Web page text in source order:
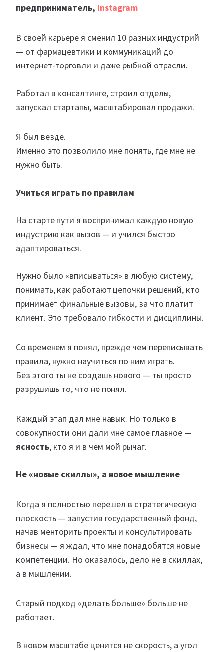
предприниматель, Instagram
В своей карьере я сменил 10 разных индустрий
— от фармацевтики и коммуникаций до
интернет-торговли и даже рыбной отрасли.
Работал в консалтинге, строил отделы,
запускал стартапы, масштабировал продажи.
Я был везде.
Именно это позволило мне понять, где мне не
нужно быть.
Учиться играть по правилам
На старте пути я воспринимал каждую новую
индустрию как вызов — и учился быстро
адаптироваться.
Нужно было «вписываться» в любую систему,
понимать, как работают цепочки решений, кто
принимает финальные вызовы, за что платит
клиент. Это требовало гибкости и дисциплины.
Со временем я понял, прежде чем переписывать
правила, нужно научиться по ним играть.
Без этого ты не создашь нового — ты просто
разрушишь то, что не понял.
Каждый этап дал мне навык. Но только в
совокупности они дали мне самое главное —
ясность, кто я и в чем мой рычаг.
Не «новые скиллы», а новое мышление
Когда я полностью перешел в стратегическую
плоскость — запустив государственный фонд,
начав менторить проекты и консультировать
бизнесы — я ждал, что мне понадобятся новые
компетенции. Но оказалось, дело не в скиллах,
а в мышлении.
Старый подход «делать больше» больше не
работает.
В новом масштабе ценится не скорость, а угол